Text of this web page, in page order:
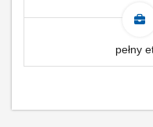
pełny